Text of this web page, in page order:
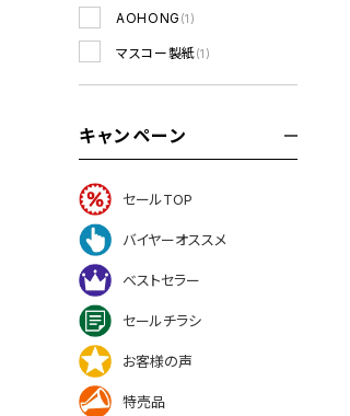
AOHONG (1)
マスコー製紙(1)
キャンペーン
セールTOP
バイヤーオススメ
ベストセラー
セールチラシ
お客様の声
特売品